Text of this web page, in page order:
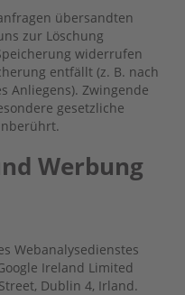
übersandten
zur Löschung
widerrufen
entfällt (z. B. nach
Anliegens). Zwingende
gesetzliche
Werbung
Webanalysedienstes
Ireland Limited
Dublin 4, Irland.